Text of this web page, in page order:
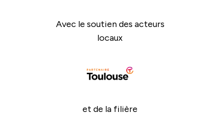
Avec le soutien des acteurs
locaux
et de la filière